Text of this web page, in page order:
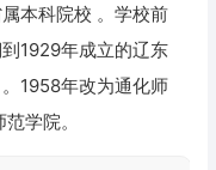
本科院校 。学校前
1929年成立的辽东
1958年改为通化师
学院。